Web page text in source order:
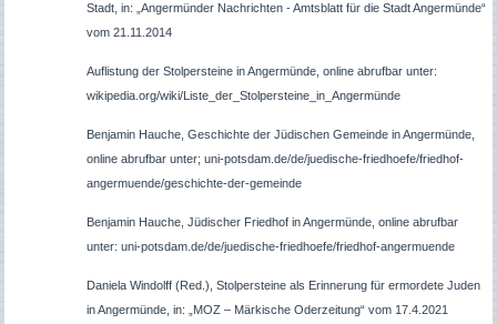
Stadt, in: „Angermünder Nachrichten - Amtsblatt für die Stadt Angermünde“
vom 21.11.2014
Auflistung der Stolpersteine in Angermünde, online abrufbar unter:
wikipedia.org/wiki/Liste_der_Stolpersteine_in_Angermünde
Benjamin Hauche, Geschichte der Jüdischen Gemeinde in Angermünde,
online abrufbar unter; uni-potsdam.de/de/juedische-friedhoefe/friedhof-
angermuende/geschichte-der-gemeinde
Benjamin Hauche, Jüdischer Friedhof in Angermünde, online abrufbar
unter: uni-potsdam.de/de/juedische-friedhoefe/friedhof-angermuende
Daniela Windolff (Red.), Stolpersteine als Erinnerung für ermordete Juden
in Angermünde, in: „MOZ – Märkische Oderzeitung“ vom 17.4.2021